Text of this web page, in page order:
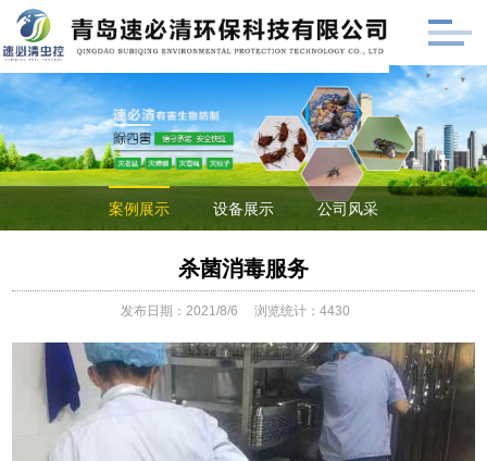
案例展示 设备展示 公司风采
杀菌消毒服务
发布日期：2021/8/6 浏览统计：4430